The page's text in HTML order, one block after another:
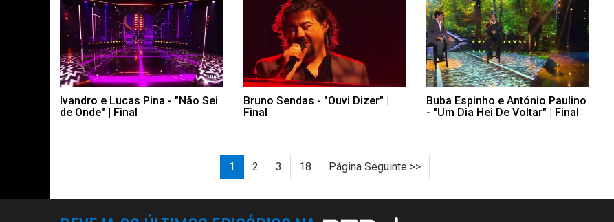
Ivandro e Lucas Pina - "Não Sei
de Onde" | Final
Bruno Sendas - "Ouvi Dizer" |
Final
Buba Espinho e António Paulino
- "Um Dia Hei De Voltar" | Final
1 2 3 18 Página Seguinte >>